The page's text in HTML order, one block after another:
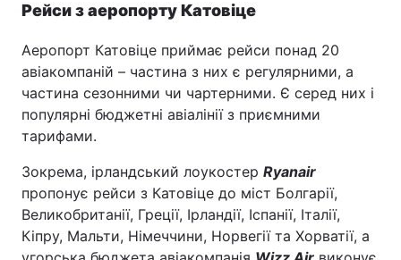
Рейси з аеропорту Катовіце
Аеропорт Катовіце приймає рейси понад 20
авіакомпаній – частина з них є регулярними, а
частина сезонними чи чартерними. Є серед них і
популярні бюджетні авіалінії з приємними
тарифами.
Зокрема, ірландський лоукостер Ryanair
пропонує рейси з Катовіце до міст Болгарії,
Великобританії, Греції, Ірландії, Іспанії, Італії,
Кіпру, Мальти, Німеччини, Норвегії та Хорватії, а